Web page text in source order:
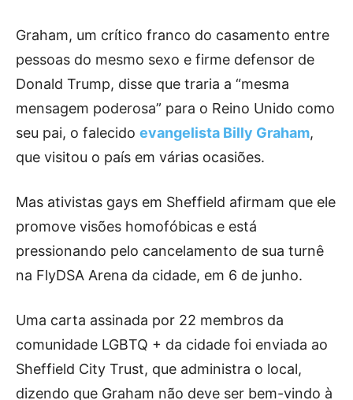
Graham, um crítico franco do casamento entre
pessoas do mesmo sexo e firme defensor de
Donald Trump, disse que traria a “mesma
mensagem poderosa” para o Reino Unido como
seu pai, o falecido evangelista Billy Graham,
que visitou o país em várias ocasiões.
Mas ativistas gays em Sheffield afirmam que ele
promove visões homofóbicas e está
pressionando pelo cancelamento de sua turnê
na FlyDSA Arena da cidade, em 6 de junho.
Uma carta assinada por 22 membros da
comunidade LGBTQ + da cidade foi enviada ao
Sheffield City Trust, que administra o local,
dizendo que Graham não deve ser bem-vindo à